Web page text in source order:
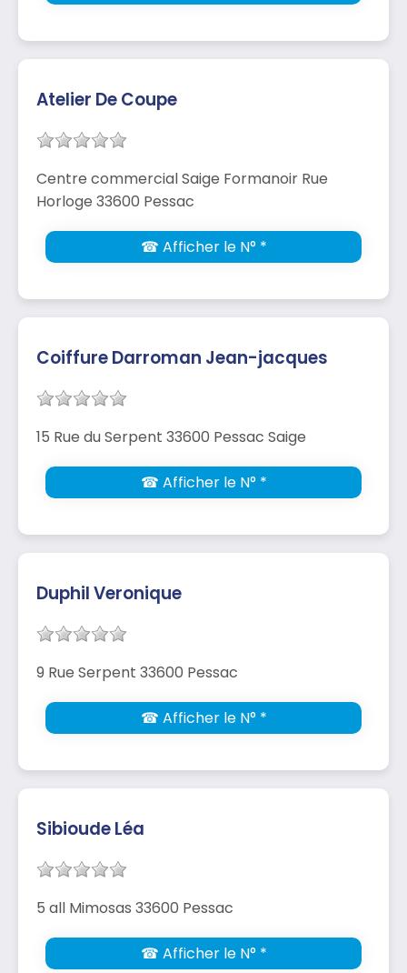
Atelier De Coupe
Centre commercial Saige Formanoir Rue
Horloge 33600 Pessac
☎ Afficher le N° *
Coiffure Darroman Jean-jacques
15 Rue du Serpent 33600 Pessac Saige
☎ Afficher le N° *
Duphil Veronique
9 Rue Serpent 33600 Pessac
☎ Afficher le N° *
Sibioude Léa
5 all Mimosas 33600 Pessac
☎ Afficher le N° *